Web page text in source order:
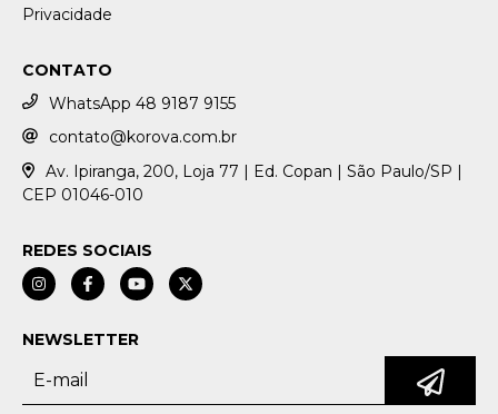
Privacidade
CONTATO
WhatsApp 48 9187 9155
contato@korova.com.br
Av. Ipiranga, 200, Loja 77 | Ed. Copan | São Paulo/SP |
CEP 01046-010
REDES SOCIAIS
NEWSLETTER